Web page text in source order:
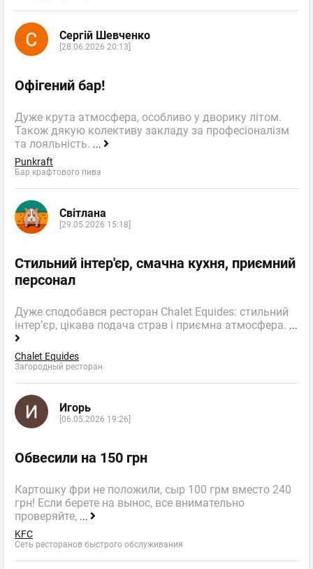
Сергій Шевченко
[28.06.2026 20:13]
Офігений бар!
Дуже крута атмосфера, особливо у дворику літом.
Також дякую колективу закладу за професіоналізм
та лояльність. ...
Punkraft
Бар крафтового пива
Світлана
[29.05.2026 15:18]
Стильний інтер'єр, смачна кухня, приємний
персонал
Дуже сподобався ресторан Chalet Equides: стильний
інтер’єр, цікава подача страв і приємна атмосфера. ...
Chalet Equides
Загородный ресторан
Игорь
[06.05.2026 19:26]
Обвесили на 150 грн
Картошку фри не положили, сыр 100 грм вместо 240
грн! Если берете на вынос, все внимательно
проверяйте, ...
KFC
Сеть ресторанов быстрого обслуживания